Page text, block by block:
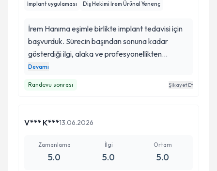
İmplant uygulaması Diş Hekimi İrem Ürünal Yenenç
İrem Hanıma eşimle birlikte implant tedavisi için
başvurduk. Sürecin başından sonuna kadar
gösterdiği ilgi, alaka ve profesyonellikten
inanılmaz memnun kaldım. İmplant tedavisi
işine ve hastasına son derece saygılı bir diş
hekimi. Diş tedavisinde güvenebileceği bir
Devamı
Randevu sonrası Şikayet Et
V*** K***13.06.2026
Zamanlama
5.0
İlgi
5.0
Ortam
5.0